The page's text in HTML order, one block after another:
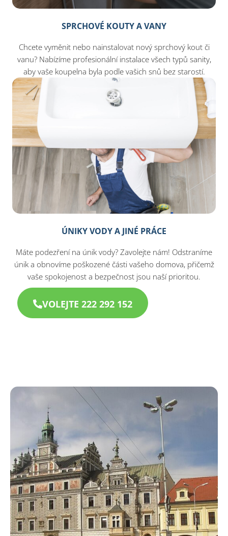
SPRCHOVÉ KOUTY A VANY
Chcete vyměnit nebo nainstalovat nový sprchový kout či
vanu? Nabízíme profesionální instalace všech typů sanity,
aby vaše koupelna byla podle vašich snů bez starostí.
ÚNIKY VODY A JINÉ PRÁCE
Máte podezření na únik vody? Zavolejte nám! Odstraníme
únik a obnovíme poškozené části vašeho domova, přičemž
vaše spokojenost a bezpečnost jsou naší prioritou.
VOLEJTE 222 292 152